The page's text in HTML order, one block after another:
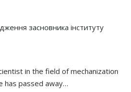
засновника інституту
in the field of mechanization
has passed away…